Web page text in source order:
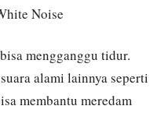
Noise
mengganggu tidur.
alami lainnya seperti
membantu meredam